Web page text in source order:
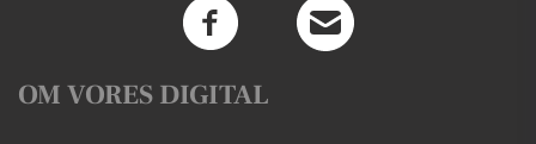
OM VORES DIGITAL